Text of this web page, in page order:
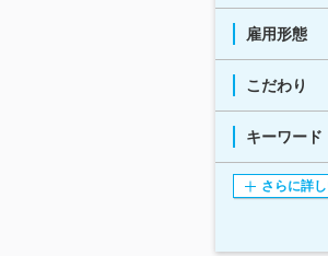
雇用形態
こだわり
キーワード
さらに詳